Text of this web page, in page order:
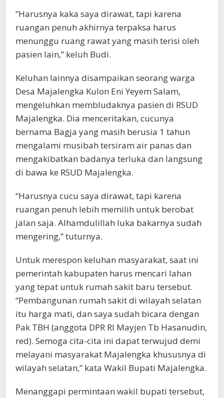
“Harusnya kaka saya dirawat, tapi karena
ruangan penuh akhirnya terpaksa harus
menunggu ruang rawat yang masih terisi oleh
pasien lain,” keluh Budi.
Keluhan lainnya disampaikan seorang warga
Desa Majalengka Kulon Eni Yeyem Salam,
mengeluhkan membludaknya pasien di RSUD
Majalengka. Dia menceritakan, cucunya
bernama Bagja yang masih berusia 1 tahun
mengalami musibah tersiram air panas dan
mengakibatkan badanya terluka dan langsung
di bawa ke RSUD Majalengka.
“Harusnya cucu saya dirawat, tapi karena
ruangan penuh lebih memilih untuk berobat
jalan saja. Alhamdulillah luka bakarnya sudah
mengering,” tuturnya.
Untuk merespon keluhan masyarakat, saat ini
pemerintah kabupaten harus mencari lahan
yang tepat untuk rumah sakit baru tersebut.
“Pembangunan rumah sakit di wilayah selatan
itu harga mati, dan saya sudah bicara dengan
Pak TBH (anggota DPR RI Mayjen Tb Hasanudin,
red). Semoga cita-cita ini dapat terwujud demi
melayani masyarakat Majalengka khususnya di
wilayah selatan,” kata Wakil Bupati Majalengka.
Menanggapi permintaan wakil bupati tersebut,